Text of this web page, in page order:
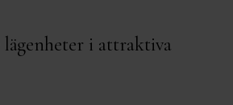
lägenheter i attraktiva